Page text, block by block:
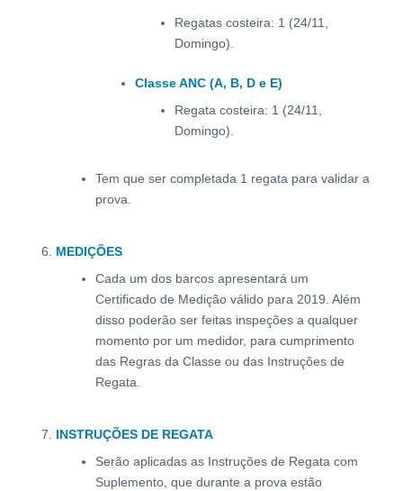
Regatas costeira: 1 (24/11,
Domingo).
Classe ANC (A, B, D e E)
Regata costeira: 1 (24/11,
Domingo).
Tem que ser completada 1 regata para validar a
prova.
MEDIÇÕES
Cada um dos barcos apresentará um
Certificado de Medição válido para 2019. Além
disso poderão ser feitas inspeções a qualquer
momento por um medidor, para cumprimento
das Regras da Classe ou das Instruções de
Regata.
INSTRUÇÕES DE REGATA
Serão aplicadas as Instruções de Regata com
Suplemento, que durante a prova estão